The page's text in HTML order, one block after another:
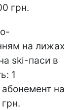
грн.
на лижах
ski-паси в
1
на